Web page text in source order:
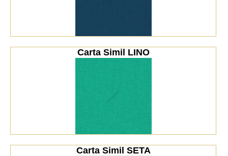
Carta Simil LINO
Carta Simil SETA